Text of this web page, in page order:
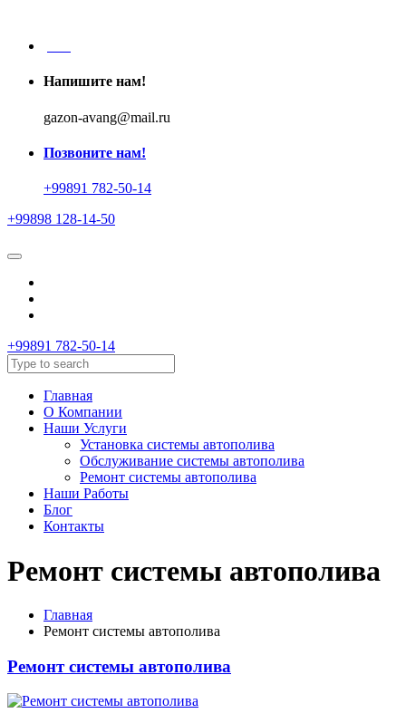
Напишите нам!
gazon-avang@mail.ru
Позвоните нам!
+99891 782-50-14
+99898 128-14-50
+99891 782-50-14
Главная
О Компании
Наши Услуги
Установка системы автополива
Обслуживание системы автополива
Ремонт системы автополива
Наши Работы
Блог
Контакты
Ремонт системы автополива
Главная
Ремонт системы автополива
Ремонт системы автополива